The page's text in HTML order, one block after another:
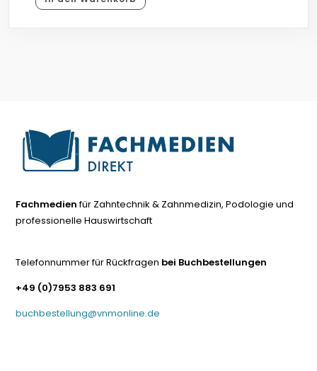
Fachmedienfür Zahntechnik & Zahnmedizin, Podologie und
professionelle Hauswirtschaft
Telefonnummer für Rückfragen bei Buchbestellungen
+49 (0)7953 883 691
buchbestellung@vnmonline.de